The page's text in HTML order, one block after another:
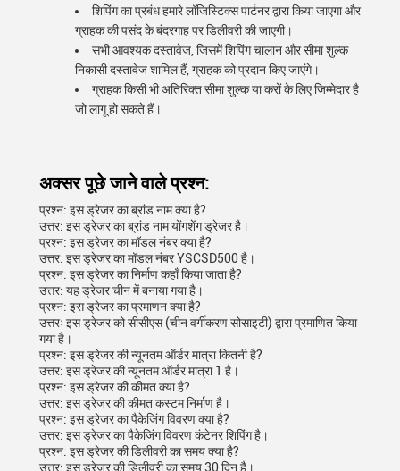
शिपिंग का प्रबंध हमारे लॉजिस्टिक्स पार्टनर द्वारा किया जाएगा और
ग्राहक की पसंद के बंदरगाह पर डिलीवरी की जाएगी।
सभी आवश्यक दस्तावेज, जिसमें शिपिंग चालान और सीमा शुल्क
निकासी दस्तावेज शामिल हैं, ग्राहक को प्रदान किए जाएंगे।
ग्राहक किसी भी अतिरिक्त सीमा शुल्क या करों के लिए जिम्मेदार है
जो लागू हो सकते हैं।
अक्सर पूछे जाने वाले प्रश्न:
प्रश्न: इस ड्रेजर का ब्रांड नाम क्या है?
उत्तर: इस ड्रेजर का ब्रांड नाम योंगशेंग ड्रेजर है।
प्रश्न: इस ड्रेजर का मॉडल नंबर क्या है?
उत्तर: इस ड्रेजर का मॉडल नंबर YSCSD500 है।
प्रश्न: इस ड्रेजर का निर्माण कहाँ किया जाता है?
उत्तर: यह ड्रेजर चीन में बनाया गया है।
प्रश्न: इस ड्रेजर का प्रमाणन क्या है?
उत्तरः इस ड्रेजर को सीसीएस (चीन वर्गीकरण सोसाइटी) द्वारा प्रमाणित किया
गया है।
प्रश्न: इस ड्रेजर की न्यूनतम ऑर्डर मात्रा कितनी है?
उत्तर: इस ड्रेजर की न्यूनतम ऑर्डर मात्रा 1 है।
प्रश्न: इस ड्रेजर की कीमत क्या है?
उत्तर: इस ड्रेजर की कीमत कस्टम निर्माण है।
प्रश्न: इस ड्रेजर का पैकेजिंग विवरण क्या है?
उत्तर: इस ड्रेजर का पैकेजिंग विवरण कंटेनर शिपिंग है।
प्रश्न: इस ड्रेजर की डिलीवरी का समय क्या है?
उत्तर: इस ड्रेजर की डिलीवरी का समय 30 दिन है।